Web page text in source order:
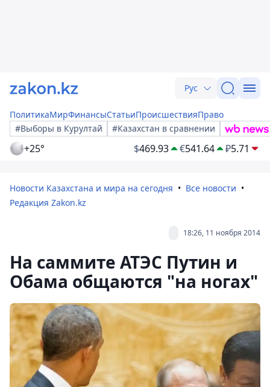
Рус
ПолитикаМирФинансыСтатьиПроисшествияПраво
#Выборы в Курултай
#Казахстан в сравнении
+25° $469.93 €541.64 ₽5.71
Новости Казахстана и мира на сегодня
Все новости
Редакция Zakon.kz
18:26, 11 ноября 2014
На саммите АТЭС Путин и
Обама общаются "на ногах"